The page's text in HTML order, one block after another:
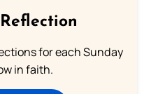
for each Sunday
in faith.